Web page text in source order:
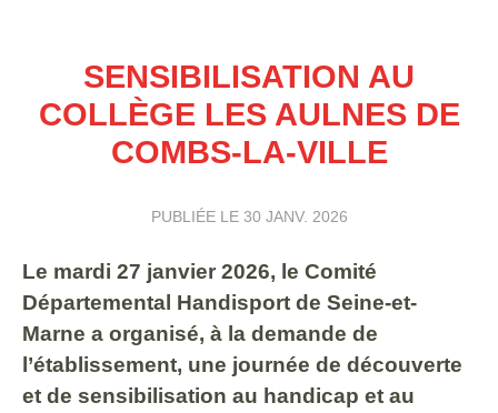
SENSIBILISATION AU
COLLÈGE LES AULNES DE
COMBS-LA-VILLE
PUBLIÉE LE 30 JANV. 2026
Le mardi 27 janvier 2026, le Comité
Départemental Handisport de Seine-et-
Marne a organisé, à la demande de
l’établissement, une journée de découverte
et de sensibilisation au handicap et au